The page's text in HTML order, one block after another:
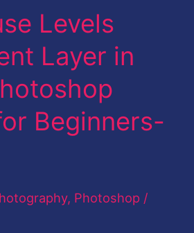
Levels
Layer in
Beginners-
, Photoshop /